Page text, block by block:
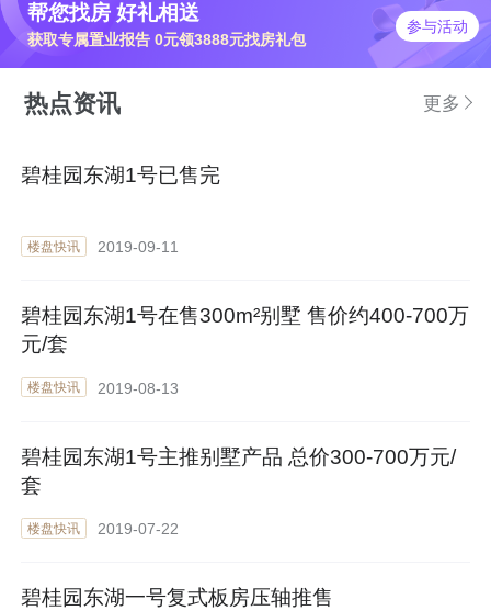
帮您找房 好礼相送
获取专属置业报告 0元领3888元找房礼包
参与活动
热点资讯 更多
碧桂园东湖1号已售完
楼盘快讯 2019-09-11
碧桂园东湖1号在售300m²别墅 售价约400-700万
元/套
楼盘快讯 2019-08-13
碧桂园东湖1号主推别墅产品 总价300-700万元/
套
楼盘快讯 2019-07-22
碧桂园东湖一号复式板房压轴推售